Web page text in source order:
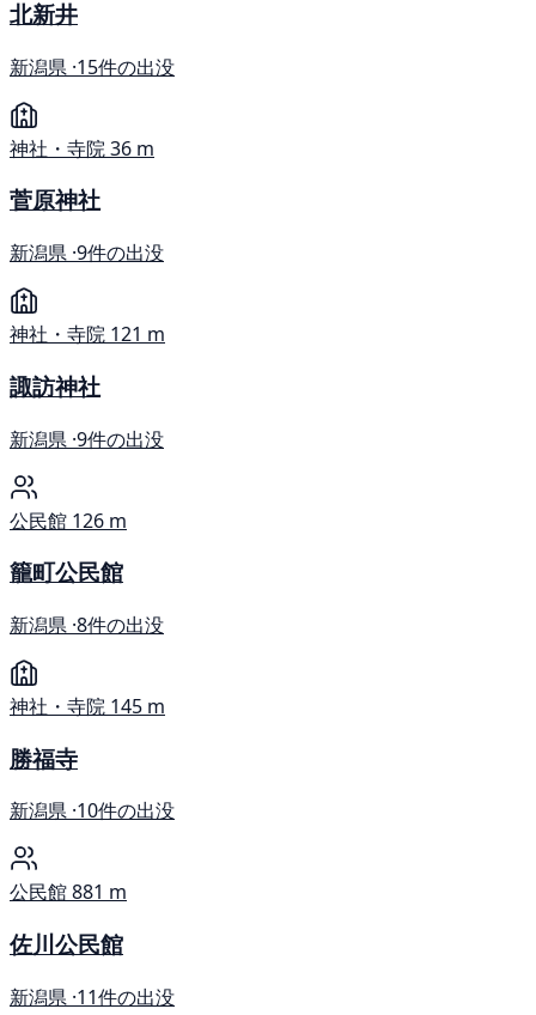
北新井
新潟県 ·15件の出没
神社・寺院36 m
菅原神社
新潟県 ·9件の出没
神社・寺院 121 m
諏訪神社
新潟県 ·9件の出没
公民館 126 m
籠町公民館
新潟県 ·8件の出没
神社・寺院 145 m
勝福寺
新潟県 ·10件の出没
公民館881 m
佐川公民館
新潟県 ·11件の出没